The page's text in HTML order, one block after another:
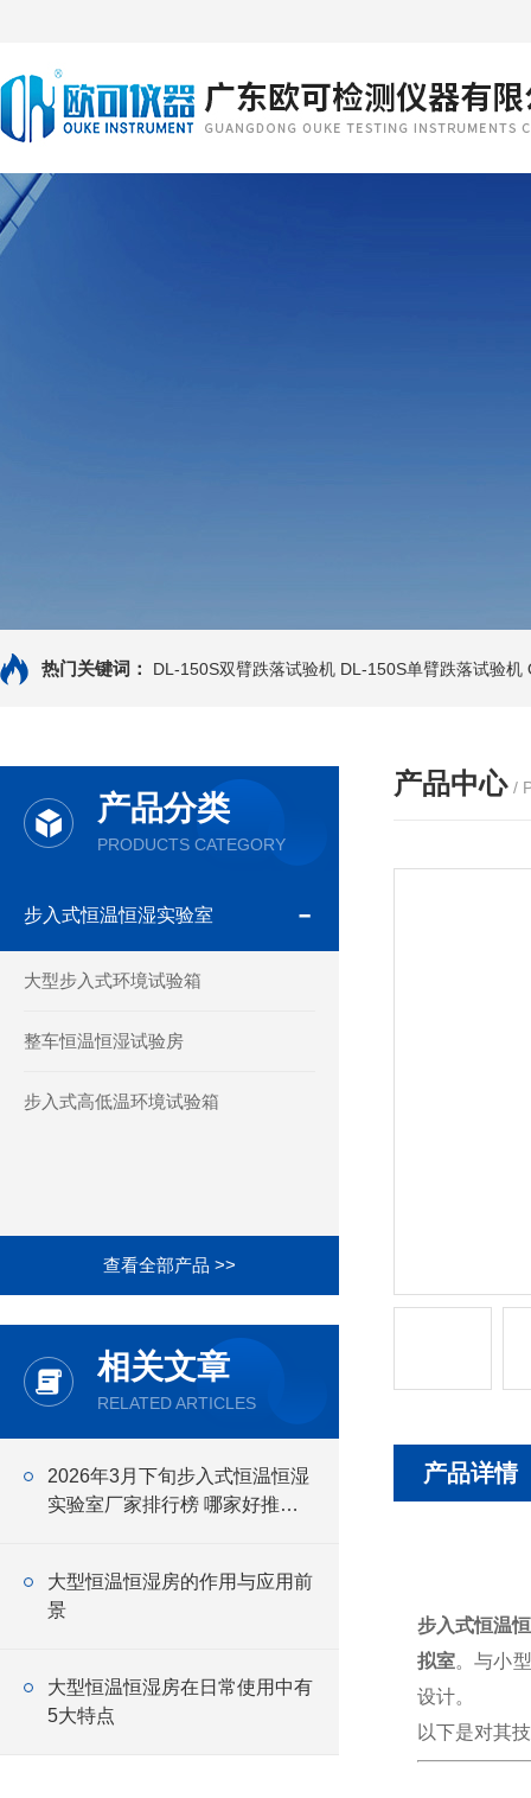
热门关键词： DL-150S双臂跌落试验机 DL-150S单臂跌落试验机
产品分类
PRODUCTS CATEGORY
步入式恒温恒湿实验室
大型步入式环境试验箱
整车恒温恒湿试验房
步入式高低温环境试验箱
查看全部产品 >>
相关文章
RELATED ARTICLES
2026年3月下旬步入式恒温恒湿
实验室厂家排行榜 哪家好推荐
大型恒温恒湿房的作用与应用前
景
大型恒温恒湿房在日常使用中有
5大特点
产品中心 /
产品详情
步入式恒温
拟室。与小
设计。
以下是对其